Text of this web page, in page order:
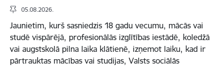
05.08.2026.
Jaunietim, kurš sasniedzis 18 gadu vecumu, mācās vai
studē vispārējā, profesionālās izglītības iestādē, koledžā
vai augstskolā pilna laika klātienē, izņemot laiku, kad ir
pārtrauktas mācības vai studijas, Valsts sociālās